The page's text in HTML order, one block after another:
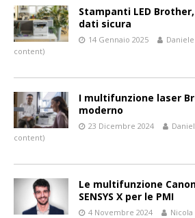
Stampanti LED
dati sicura
14 Gennaio 2025
content)
I multifunzione laser
moderno
23 Dicembre 2024
content)
Le multifunzione
SENSYS X per le PMI
4 Novembre 2024